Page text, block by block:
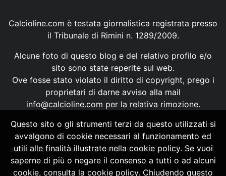
Calcioline.com è testata giornalistica registrata presso
il Tribunale di Rimini n. 1289/2009.
Alcune foto di questo blog e del relativo profilo e/o
sito sono state reperite sul web.
Ove fosse stato violato il diritto di copyright, prego i
proprietari di darne avviso alla mail
info@calcioline.com per la relativa rimozione.
Ogni testo e foto di proprietà di Calcioline.com non
possono essere copiati o riprodotti, senza
autorizzazione, ai sensi della normativa n.29 del 2001.
Questo sito o gli strumenti terzi da questo utilizzati si
avvalgono di cookie necessari al funzionamento ed
utili alle finalità illustrate nella cookie policy. Se vuoi
saperne di più o negare il consenso a tutti o ad alcuni
cookie, consulta la cookie policy. Chiudendo questo